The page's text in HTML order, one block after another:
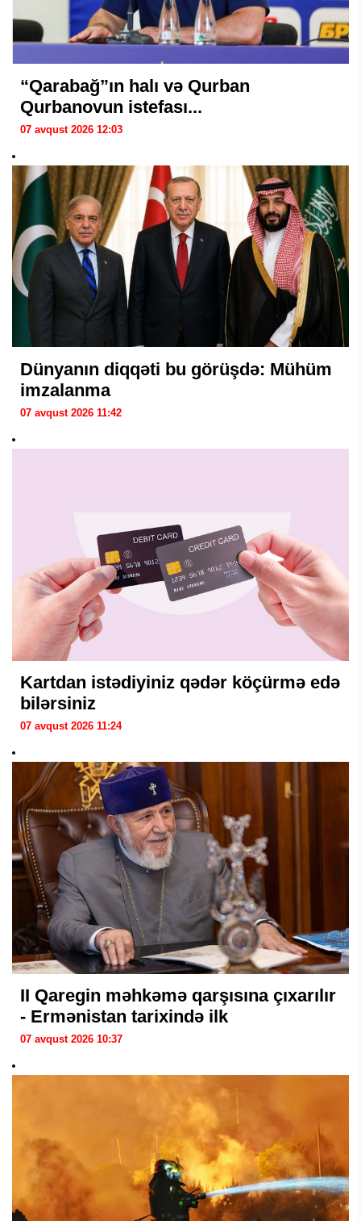
“Qarabağ”ın halı və Qurban
Qurbanovun istefası...
07 avqust 2026 12:03
Dünyanın diqqəti bu görüşdə: Mühüm
imzalanma
07 avqust 2026 11:42
Kartdan istədiyiniz qədər köçürmə edə
bilərsiniz
07 avqust 2026 11:24
II Qaregin məhkəmə qarşısına çıxarılır
- Ermənistan tarixində ilk
07 avqust 2026 10:37